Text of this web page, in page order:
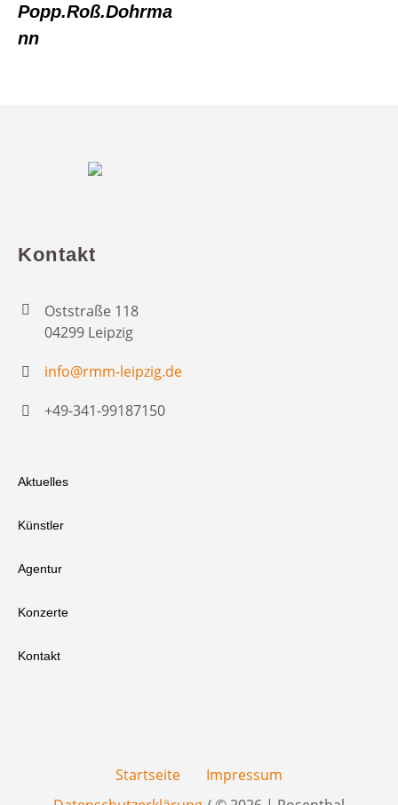
Popp.Roß.Dohrma
nn
Kontakt
Oststraße 118
04299 Leipzig
info@rmm-leipzig.de
+49-341-99187150
Aktuelles
Künstler
Agentur
Konzerte
Kontakt
Startseite
Impressum